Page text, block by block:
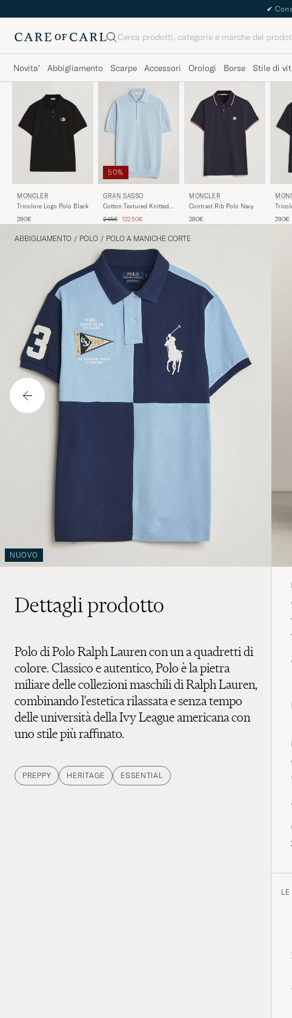
Cerca
Novita' Abbigliamento Scarpe Accessori Orologi Borse Stile di
MONCLER
Tricolore Logo Polo Black
290€
50%
GRAN SASSO
Cotton Textured Knitted
Prezzo ordinario
245€ Prezzo ridotto
122,50€
MONCLER
Contrast Rib Polo Navy
280€
290€
ABBIGLIAMENTO / POLO / POLO A MANICHE CORTE
NUOVO
Dettagli prodotto
Polo di Polo Ralph Lauren con un a quadretti di
colore. Classico e autentico, Polo è la pietra
miliare delle collezioni maschili di Ralph Lauren,
combinando l'estetica rilassata e senza tempo
delle università della Ivy League americana con
uno stile più raffinato.
PREPPY HERITAGE ESSENTIAL